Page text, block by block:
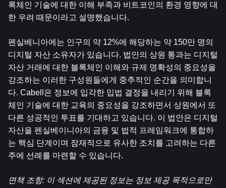
록체인 기술에 대한 이해 부족과 비트코인의 환경 영향에 대
한 우려 때문이라고 설명했습니다.
펜실베니아에는 인구의 약 12%에 해당하는 약 150만 명의
디지털 자산 소유자가 있습니다. 법안의 상원 통과는 디지털
자산 거래에 대한 블록체인 이해와 규제 명확성의 중요성을
강조하는 이러한 구성원들에게 중추적인 순간을 의미합니
다. Cabell은 정보에 입각한 입법 결정을 내리기 위해 블록
체인 기술에 대한 교육의 중요성을 강조하면서 상원에서 또
다른 성공적인 투표를 기대하고 있습니다. 이 법안은 디지털
자산을 펜실베이니아의 금융 및 법적 프레임워크에 통합하
는 핵심 단계이며 잠재적으로 유사한 조치를 고려하는 다른
주에 선례를 마련할 수 있습니다.
면책 조항: 이 섹션에 제공된 정보는 정보 제공 목적으로만